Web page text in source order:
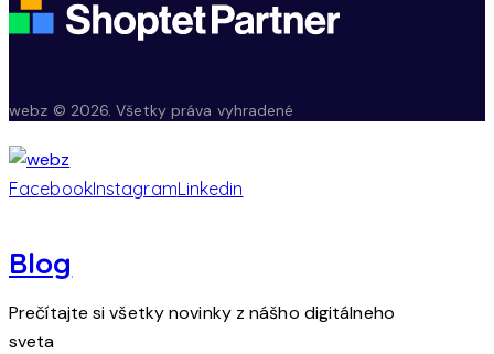
webz © 2026. Všetky práva vyhradené
FacebookInstagramLinkedin
Blog
Prečítajte si všetky novinky z nášho digitálneho
sveta